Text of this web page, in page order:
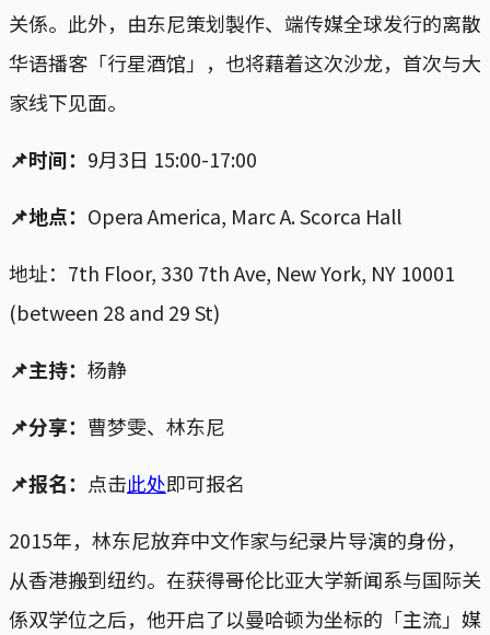
关係。此外，由东尼策划製作、端传媒全球发行的离散
华语播客「行星酒馆」，也将藉着这次沙龙，首次与大
家线下见面。
📌时间： 9月3日 15:00-17:00
📌地点： Opera America, Marc A. Scorca Hall
地址：7th Floor, 330 7th Ave, New York, NY 10001
(between 28 and 29 St)
📌主持： 杨静
📌分享： 曹梦雯、林东尼
📌报名： 点击此处即可报名
2015年，林东尼放弃中文作家与纪录片导演的身份，
从香港搬到纽约。在获得哥伦比亚大学新闻系与国际关
係双学位之后，他开启了以曼哈顿为坐标的「主流」媒